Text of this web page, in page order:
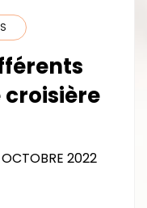
croisière
OCTOBRE 2022